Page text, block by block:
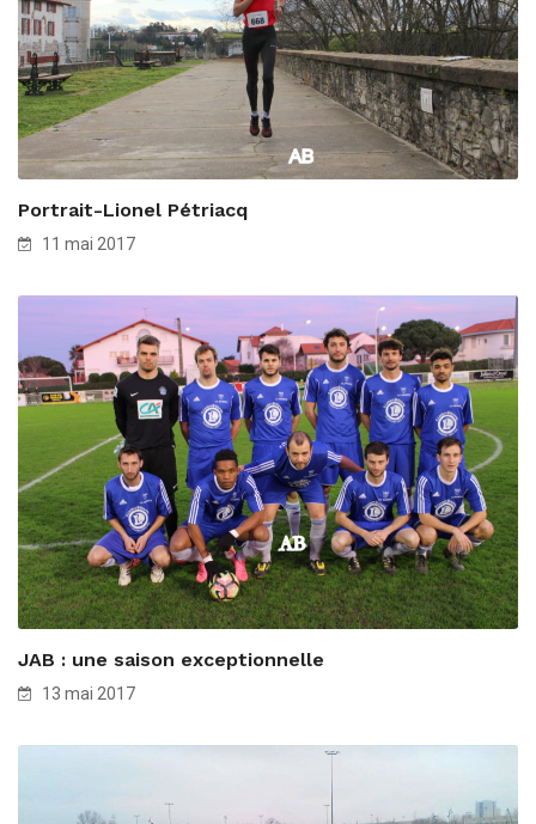
Portrait-Lionel Pétriacq
11 mai 2017
JAB : une saison exceptionnelle
13 mai 2017